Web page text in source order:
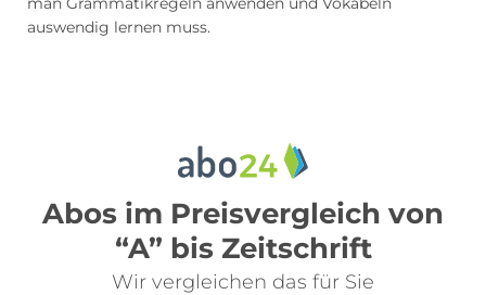
auswendig lernen muss.
Abos im Preisvergleich von
“A” bis Zeitschrift
Wir vergleichen das für Sie